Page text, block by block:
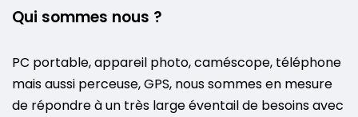
Qui sommes nous ?
PC portable, appareil photo, caméscope, téléphone
mais aussi perceuse, GPS, nous sommes en mesure
de répondre à un très large éventail de besoins avec